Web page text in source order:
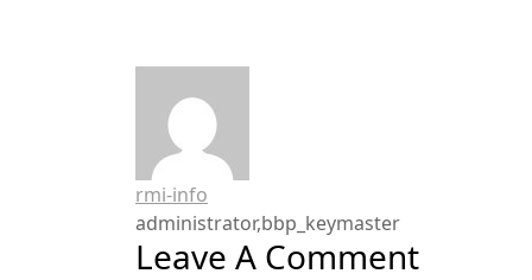
rmi-info
administrator,bbp_keymaster
Leave A Comment